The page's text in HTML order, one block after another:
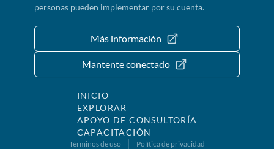
personas pueden implementar por su cuenta.
Más información
Mantente conectado
INICIO
EXPLORAR
APOYO DE CONSULTORÍA
CAPACITACIÓN
Términos de uso Política de privacidad